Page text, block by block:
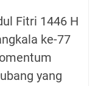
Fitri 1446 H
ke-77
yang